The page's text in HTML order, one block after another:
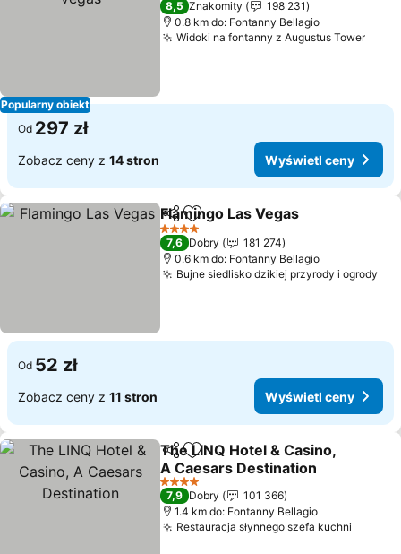
Popularny obiekt
8,5 Znakomity
198 231
0.8 km do: Fontanny Bellagio
Widoki na fontanny z Augustus Tower
Od 297 zł
Zobacz ceny z 14 stron Wyświetl ceny
UdostępnijDodaj do ulubionych
Flamingo Las Vegas
4 Kategoria
7,6 Dobry
181 274
0.6 km do: Fontanny Bellagio
Bujne siedlisko dzikiej przyrody i ogrody
Od 52 zł
Zobacz ceny z 11 stron Wyświetl ceny
Udostępnij
Dodaj do ulubionych
The LINQ Hotel & Casino,
A Caesars Destination
Wyświetl ceny
4 Kategoria
7,9 Dobry
101 366
1.4 km do: Fontanny Bellagio
Restauracja słynnego szefa kuchni